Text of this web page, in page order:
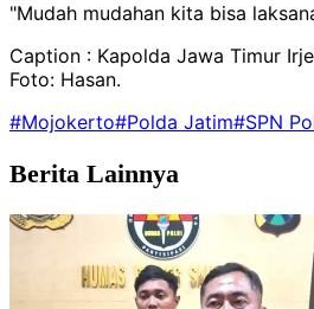
"Mudah mudahan kita bisa
Caption : Kapolda Jawa Timur
Foto: Hasan.
#Mojokerto#Polda Jatim#SPN
Berita Lainnya